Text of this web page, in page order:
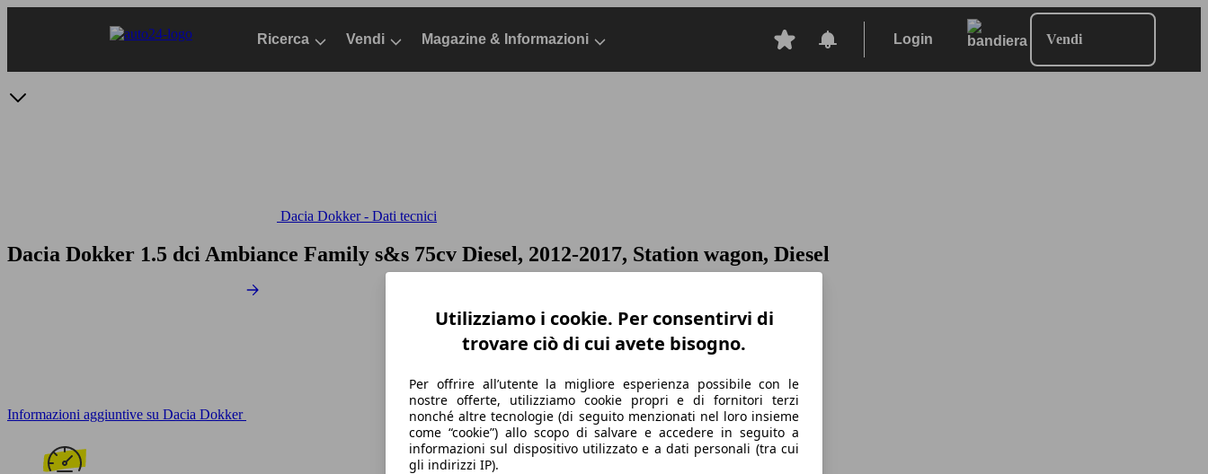
Ricerca Vendi Magazine & Informazioni Login Vendi
Dacia Dokker - Dati tecnici
Dacia Dokker 1.5 dci Ambiance Family s&s 75cv Diesel, 2012-2017, Station wagon, Diesel
Informazioni aggiuntive su Dacia Dokker
Utilizziamo i cookie. Per consentirvi di
trovare ciò di cui avete bisogno.
Per offrire all’utente la migliore esperienza possibile con le
nostre offerte, utilizziamo cookie propri e di fornitori terzi
nonché altre tecnologie (di seguito menzionati nel loro insieme
come “cookie”) allo scopo di salvare e accedere in seguito a
informazioni sul dispositivo utilizzato e a dati personali (tra cui
gli indirizzi IP).